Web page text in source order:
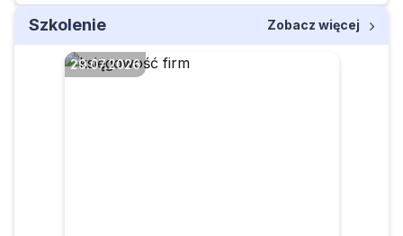
Szkolenie Zobacz więcej
29.07.2026